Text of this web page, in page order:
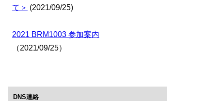
て＞ (2021/09/25)
2021 BRM1003 参加案内
（2021/09/25）
DNS連絡